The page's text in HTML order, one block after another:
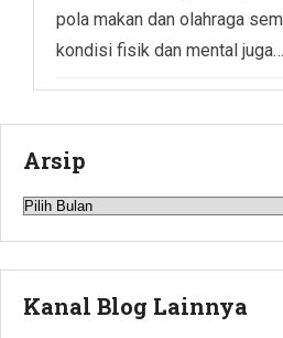
pola makan dan olahraga
kondisi fisik dan mental juga…
Arsip
Arsip
Kanal Blog Lainnya